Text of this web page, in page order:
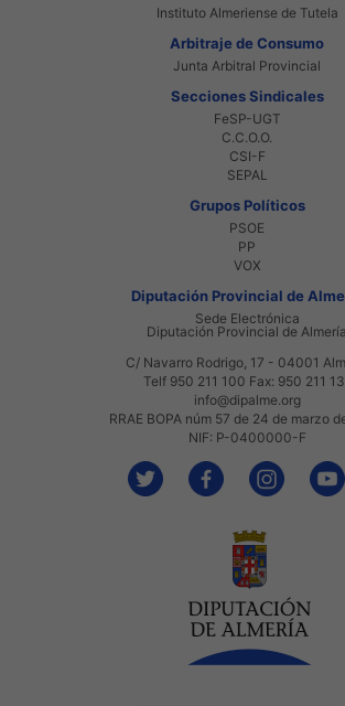
Instituto Almeriense de Tutela
Arbitraje de Consumo
Junta Arbitral Provincial
Secciones Sindicales
FeSP-UGT
C.C.O.O.
CSI-F
SEPAL
Grupos Políticos
PSOE
PP
VOX
Diputación Provincial de
Sede Electrónica
Diputación Provincial de Almería
C/ Navarro Rodrigo, 17 - 04001
Telf 950 211 100 Fax: 950 211
info@dipalme.org
RRAE BOPA núm 57 de 24 de marzo
NIF: P-0400000-F